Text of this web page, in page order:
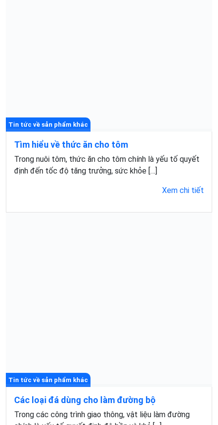
Tin tức về sản phẩm khác
Tìm hiểu về thức ăn cho tôm
Trong nuôi tôm, thức ăn cho tôm chính là yếu tố quyết
định đến tốc độ tăng trưởng, sức khỏe […]
Xem chi tiết
Tin tức về sản phẩm khác
Các loại đá dùng cho làm đường bộ
Trong các công trình giao thông, vật liệu làm đường